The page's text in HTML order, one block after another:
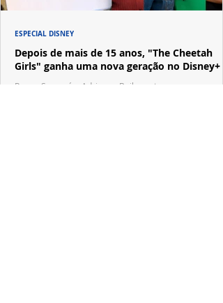
Depois de mais de 15 anos, "The Cheetah
Girls" ganha uma nova geração no Disney+
Raven-Symoné e Adrienne Bailon retornam aos seus
ESPECIAL DISNEY